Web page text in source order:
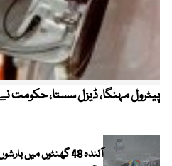
پیٹرول مہنگا، ڈیزل سستا، حکومت
آئندہ 48 گھنٹوں میں